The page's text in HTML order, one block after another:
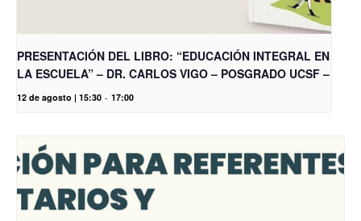
PRESENTACIÓN DEL LIBRO: “EDUCACIÓN INTEGRAL EN
LA ESCUELA” – DR. CARLOS VIGO – POSGRADO UCSF –
12 de agosto | 15:30 - 17:00